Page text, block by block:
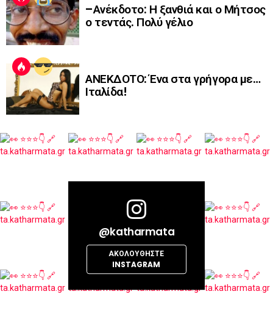
–Ανέκδοτο: Η ξανθιά και ο Μήτσος
ο τεντάς. Πολύ γέλιο
ΑΝΕΚΔΟΤΟ: Ένα στα γρήγορα με…
Ιταλίδα!
@katharmata
ΑΚΟΛΟΥΘΉΣΤΕ
INSTAGRAM